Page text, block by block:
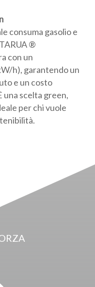
consuma gasolio e
®
con un
h), garantendo un
e un costo
una scelta green,
per chi vuole